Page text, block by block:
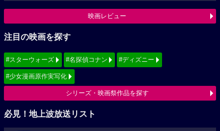
映画レビュー
注目の映画を探す
#スターウォーズ #名探偵コナン #ディズニー
#少女漫画原作実写化
シリーズ・映画祭作品を探す
必見！地上波放送リスト